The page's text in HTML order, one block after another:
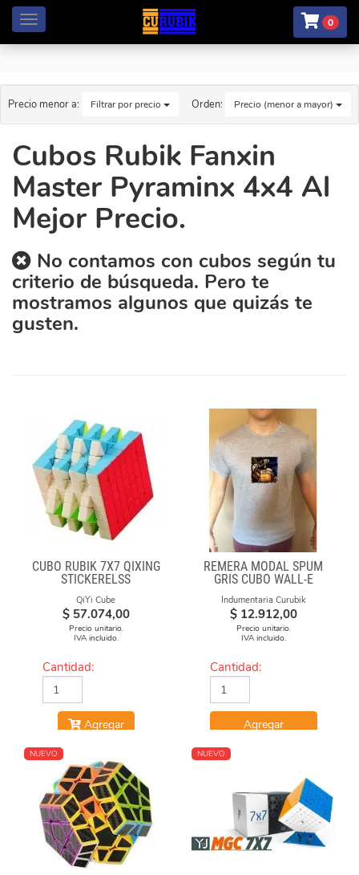
Menú 0
Precio menor a: Filtrar por precio Orden: Precio (menor a mayor)
Cubos Rubik Fanxin
Master Pyraminx 4x4 Al
Mejor Precio.
No contamos con cubos según tu
criterio de búsqueda. Pero te
mostramos algunos que quizás te
gusten.
CUBO RUBIK 7X7 QIXING
STICKERELSS
QiYi Cube
$ 57.074,00
Precio unitario.
IVA incluido.
Cantidad:
Agregar
REMERA MODAL SPUM
GRIS CUBO WALL-E
Indumentaria Curubik
$ 12.912,00
Precio unitario.
IVA incluido.
Cantidad:
Agregar
NUEVO NUEVO